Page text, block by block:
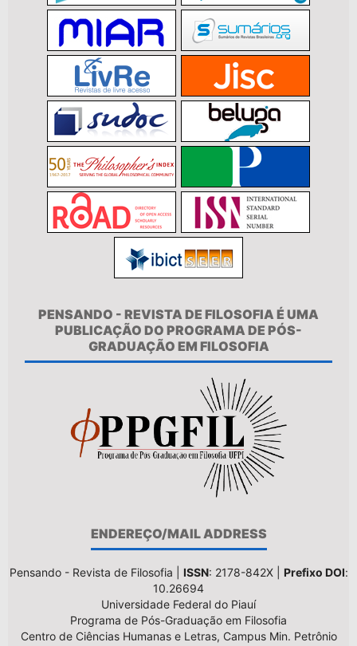
PENSANDO - REVISTA DE FILOSOFIA É UMA
PUBLICAÇÃO DO PROGRAMA DE PÓS-
GRADUAÇÃO EM FILOSOFIA
ENDEREÇO/MAIL ADDRESS
Pensando - Revista de Filosofia | ISSN: 2178-842X | Prefixo DOI:
10.26694
Universidade Federal do Piauí
Programa de Pós-Graduação em Filosofia
Centro de Ciências Humanas e Letras, Campus Min. Petrônio